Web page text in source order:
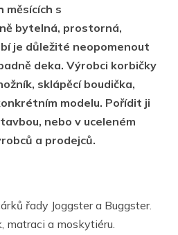
měsících s
bytelná, prostorná,
je důležité neopomenout
deka. Výrobci korbičky
sklápěcí boudička,
modelu. Pořídit ji
nebo v uceleném
a prodejců.
řady Joggster a Buggster.
matraci a moskytiéru.